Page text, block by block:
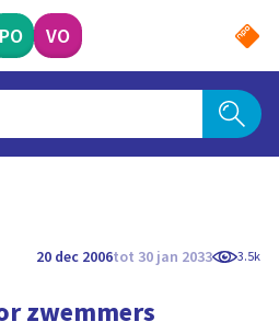
PO VO
20 dec 2006tot 30 jan 2033 3.5k
zwemmers